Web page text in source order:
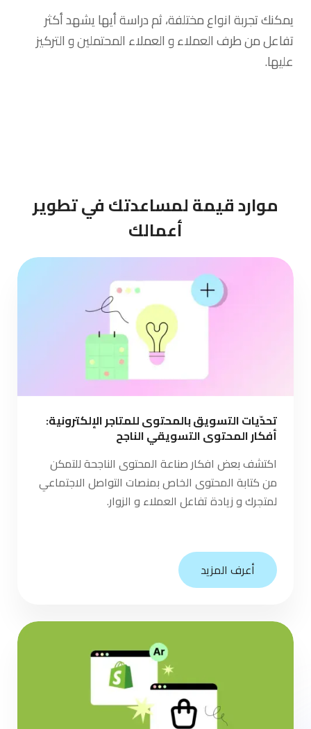
يمكنك تجربة انواع مختلفة، ثم دراسة أيها يشهد أكثر
تفاعل من طرف العملاء و العملاء المحتملين و التركيز
عليها.
موارد قيمة لمساعدتك في تطوير
أعمالك
تحدّيات التسويق بالمحتوى للمتاجر الإلكترونية:
أفكار المحتوى التسويقي الناجح
اكتشف بعض افكار صناعة المحتوى الناجحة للتمكن
من كتابة المحتوى الخاص بمنصات التواصل الاجتماعي
لمتجرك و زيادة تفاعل العملاء و الزوار.
أعرف المزيد